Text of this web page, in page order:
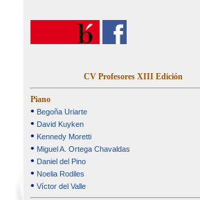
CV Profesores XIII Edición
Piano
• Begoña Uriarte
• David Kuyken
• Kennedy Moretti
• Miguel A. Ortega Chavaldas
• Daniel del Pino
• Noelia Rodiles
• Víctor del Valle